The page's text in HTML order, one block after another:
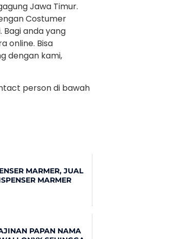
Jawa Timur.
Costumer
anda yang
online. Bisa
dengan kami,
person di bawah
MARMER, JUAL
MARMER
PAPAN NAMA